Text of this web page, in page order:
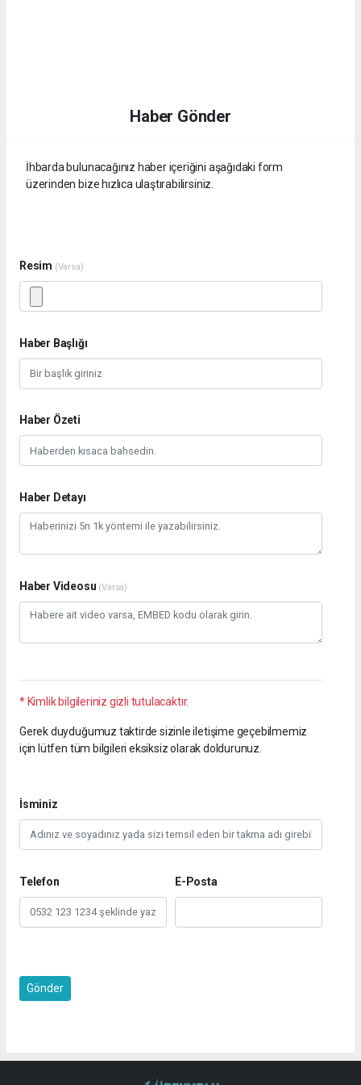
Haber Gönder
İhbarda bulunacağınız haber içeriğini aşağıdaki form
üzerinden bize hızlıca ulaştırabilirsiniz.
Resim (Varsa)
Haber Başlığı
Haber Özeti
Haber Detayı
Haber Videosu (Varsa)
* Kimlik bilgileriniz gizli tutulacaktır.
Gerek duyduğumuz taktirde sizinle iletişime geçebilmemiz
için lütfen tüm bilgileri eksiksiz olarak doldurunuz.
İsminiz
Telefon E-Posta
Gönder